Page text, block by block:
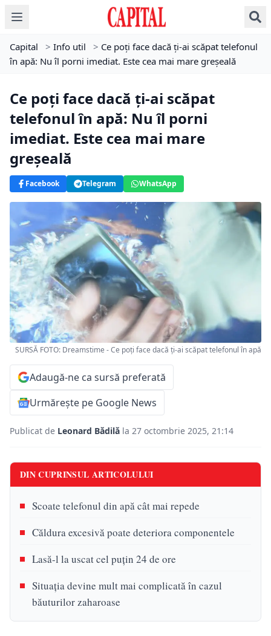
Capital > Info util > Ce poți face dacă ți-ai scăpat telefonul
în apă: Nu îl porni imediat. Este cea mai mare greșeală
Ce poți face dacă ți-ai scăpat
telefonul în apă: Nu îl porni
imediat. Este cea mai mare
greșeală
Facebook Telegram WhatsApp
SURSĂ FOTO: Dreamstime - Ce poți face dacă ți-ai scăpat telefonul în apă
Adaugă-ne ca sursă preferată
Urmărește pe Google News
Publicat de Leonard Bădilă la 27 octombrie 2025, 21:14
DIN CUPRINSUL ARTICOLULUI
Scoate telefonul din apă cât mai repede
Căldura excesivă poate deteriora componentele
Lasă-l la uscat cel puțin 24 de ore
Situația devine mult mai complicată în cazul
băuturilor zaharoase